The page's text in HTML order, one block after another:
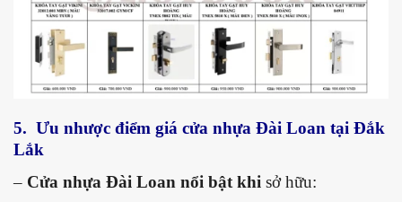
5. Ưu nhược điểm giá cửa nhựa Đài Loan tại Đắk
Lắk
– Cửa nhựa Đài Loan nổi bật khi sở hữu: